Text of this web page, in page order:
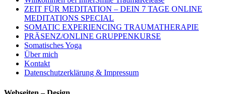
ZEIT FÜR MEDITATION – DEIN 7 TAGE ONLINE
MEDITATIONS SPECIAL
SOMATIC EXPERIENCING TRAUMATHERAPIE
PRÄSENZ/ONLINE GRUPPENKURSE
Somatisches Yoga
Über mich
Kontakt
Datenschutzerklärung & Impressum